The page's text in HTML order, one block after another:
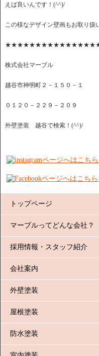
えば良いんです！(^^)/
この様なデザイン壁画もお取り扱
株式会社マーブル
越谷市神明町２－１５０－１
０１２０－２２９－２０９
外壁塗装 越谷で検索！(^^)/
トップページ
マーブルってどんな会社？
採用情報・スタッフ紹介
会社案内
外壁塗装
屋根塗装
防水塗装